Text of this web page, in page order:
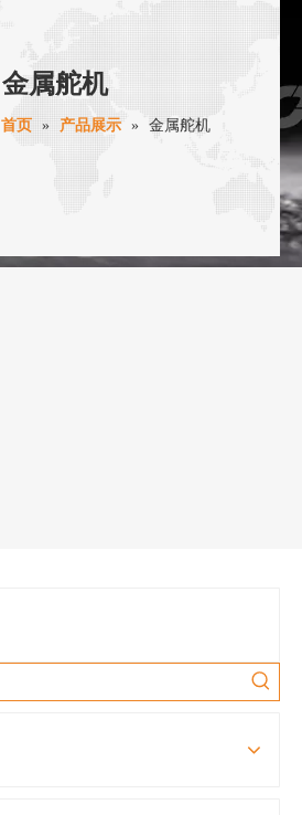
金属舵机
首页 » 产品展示 » 金属舵机